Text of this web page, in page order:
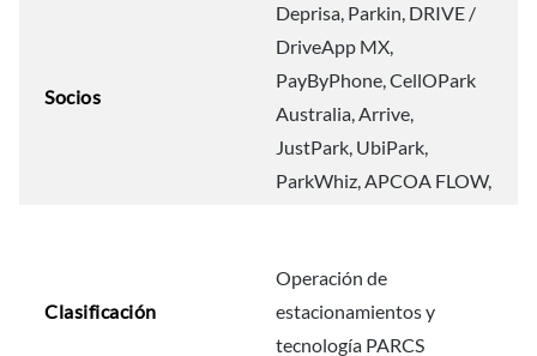
Socios
Clasificación
Deprisa, Parkin, DRIVE /
DriveApp MX,
PayByPhone, CellOPark
Australia, Arrive,
JustPark, UbiPark,
ParkWhiz, APCOA FLOW,
Operación de
estacionamientos y
tecnología PARCS